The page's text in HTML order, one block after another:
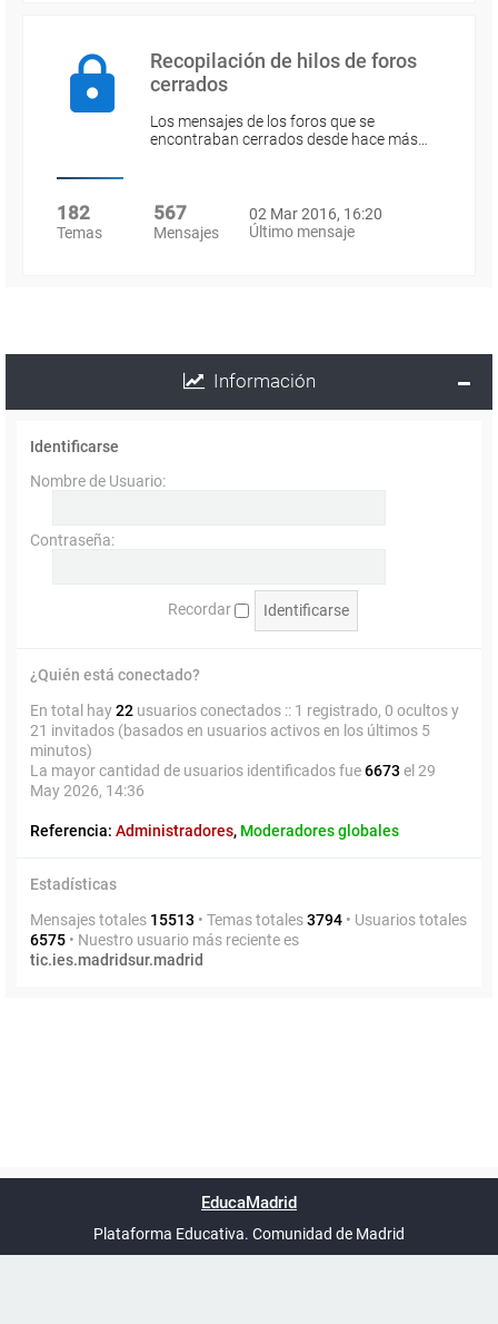
Recopilación de hilos de foros
cerrados
Los mensajes de los foros que se
encontraban cerrados desde hace más…
182
Temas
567
Mensajes
02 Mar 2016, 16:20
Último mensaje
Información
Identificarse
Nombre de Usuario:
Contraseña:
Recordar
¿Quién está conectado?
En total hay22 usuarios conectados :: 1 registrado, 0 ocultos y
21 invitados (basados en usuarios activos en los últimos 5
minutos)
La mayor cantidad de usuarios identificados fue6673 el 29
May 2026, 14:36
Referencia: Administradores, Moderadores globales
Estadísticas
Mensajes totales 15513 • Temas totales3794 • Usuarios totales
6575 • Nuestro usuario más reciente es
tic.ies.madridsur.madrid
UTC+02:00
phpBB España
EducaMadrid
Plataforma Educativa. Comunidad de Madrid